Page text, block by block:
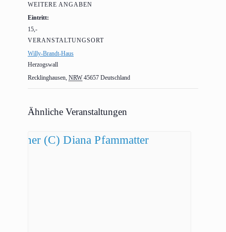
VERANSTALTUNGSORT
Willy-Brandt-Haus
Herzogswall
Recklinghausen NRW 45657 Deutschland
WEITERE ANGABEN
Eintritt:
15,-
Ähnliche Veranstaltungen